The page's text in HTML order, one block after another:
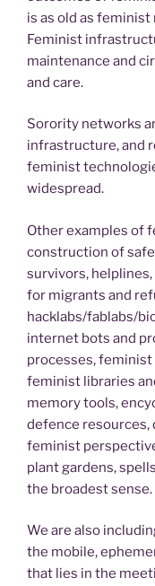
is as old as
Feminist
maintenance and
and care.
Sorority networks
infrastructure, and
feminist
widespread.
Other examples of
construction of
survivors,
for migrants and
hacklabs/fablabs/
internet bots and
processes,
feminist libraries
memory tools,
defence resources,
feminist
plant gardens,
the broadest sense.
We are also
the mobile,
that lies in the